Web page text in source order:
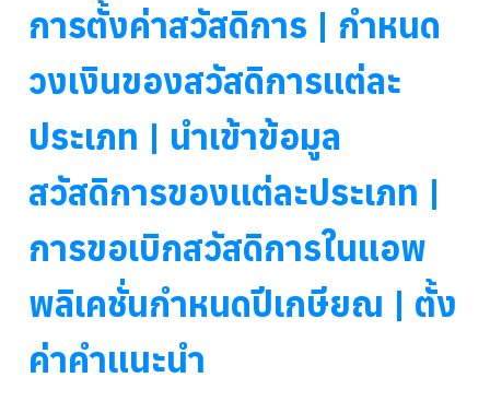
การตั้งค่าสวัสดิการ | กำหนด
วงเงินของสวัสดิการแต่ละ
ประเภท | นำเข้าข้อมูล
สวัสดิการของแต่ละประเภท |
การขอเบิกสวัสดิการในแอพ
พลิเคชั่นกำหนดปีเกษียณ | ตั้ง
ค่าคำแนะนำ